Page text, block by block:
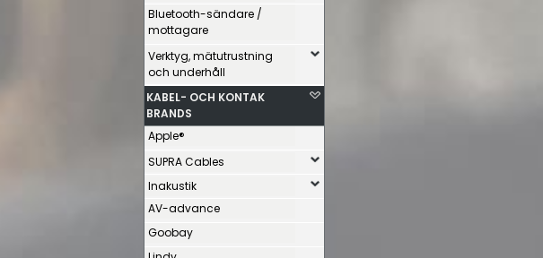
Bluetooth-sändare /
mottagare
Verktyg, mätutrustning
och underhåll
KABEL- OCH KONTAK
BRANDS
Apple®
SUPRA Cables
Inakustik
AV-advance
Goobay